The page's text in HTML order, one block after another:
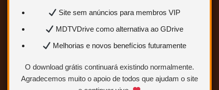
Site sem anúncios para membros VIP
MDTVDrive como alternativa ao GDrive
Melhorias e novos benefícios futuramente
O download grátis continuará existindo normalmente.
Agradecemos muito o apoio de todos que ajudam o site